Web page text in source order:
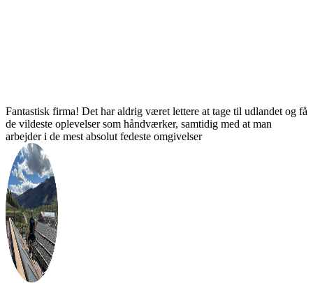
Fantastisk firma! Det har aldrig været lettere at tage til udlandet og få
de vildeste oplevelser som håndværker, samtidig med at man
arbejder i de mest absolut fedeste omgivelser